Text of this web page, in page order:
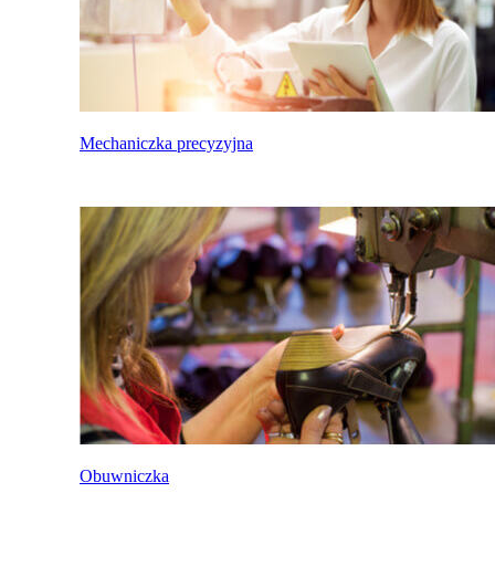
Mechaniczka precyzyjna
Obuwniczka